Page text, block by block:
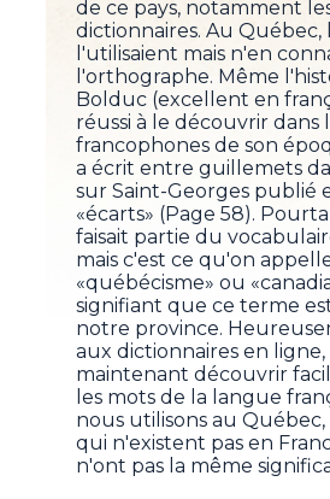
de ce pays, notamment
dictionnaires. Au Québec,
l'utilisaient mais n'en
l'orthographe. Même
Bolduc (excellent en
réussi à le découvrir dans
francophones de son
a écrit entre guillemets
sur Saint-Georges publié
«écarts» (Page 58).
faisait partie du
mais c'est ce qu'on
«québécisme» ou
signifiant que ce terme
notre province.
aux dictionnaires en
maintenant découvrir
les mots de la langue
nous utilisons au
qui n'existent pas en
n'ont pas la même